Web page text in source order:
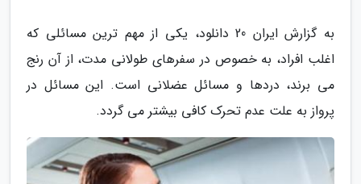
به گزارش ایران 20 دانلود، یکی از مهم ترین مسائلی که
اغلب افراد، به خصوص در سفرهای طولانی مدت، از آن رنج
می برند، دردها و مسائل عضلانی است. این مسائل در
پرواز به علت عدم تحرک کافی بیشتر می گردد.